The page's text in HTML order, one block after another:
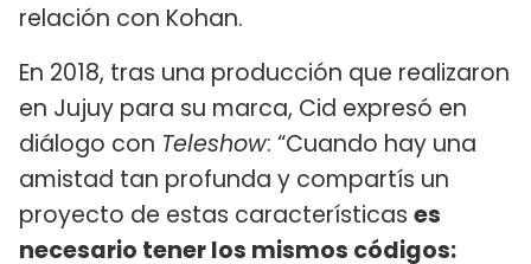
relación con Kohan.
En 2018, tras una producción que realizaron
en Jujuy para su marca, Cid expresó en
diálogo con Teleshow: “Cuando hay una
amistad tan profunda y compartís un
proyecto de estas características es
necesario tener los mismos códigos: